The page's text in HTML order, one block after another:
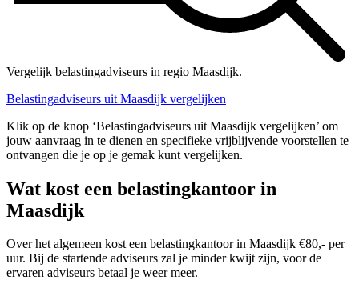
Vergelijk belastingadviseurs in regio Maasdijk.
Belastingadviseurs uit Maasdijk vergelijken
Klik op de knop ‘Belastingadviseurs uit Maasdijk vergelijken’ om
jouw aanvraag in te dienen en specifieke vrijblijvende voorstellen te
ontvangen die je op je gemak kunt vergelijken.
Wat kost een belastingkantoor in
Maasdijk
Over het algemeen kost een belastingkantoor in Maasdijk €80,- per
uur. Bij de startende adviseurs zal je minder kwijt zijn, voor de
ervaren adviseurs betaal je weer meer.